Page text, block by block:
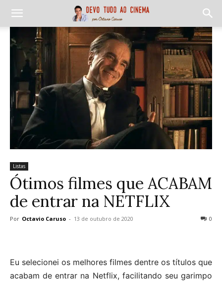
Listas
Ótimos filmes que ACABAM
de entrar na NETFLIX
Por Octavio Caruso - 13 de outubro de 2020 0
Eu selecionei os melhores filmes dentre os títulos que
acabam de entrar na Netflix, facilitando seu garimpo